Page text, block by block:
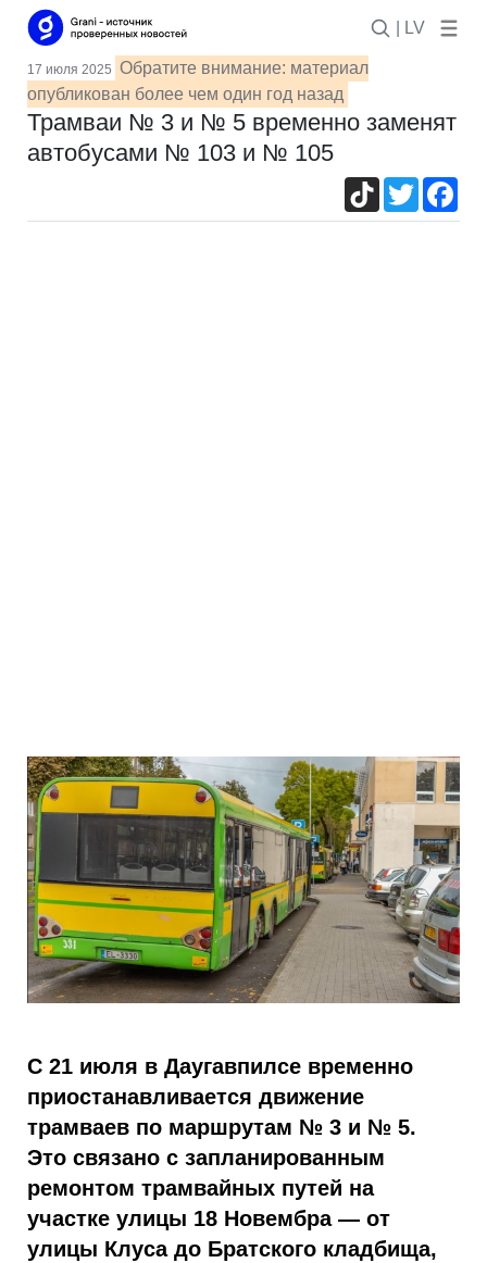
| LV
17 июля 2025 Обратите внимание: материал
опубликован более чем один год назад
Трамваи № 3 и № 5 временно заменят
автобусами № 103 и № 105
TikTokTwitter
С 21 июля в Даугавпилсе временно
приостанавливается движение
трамваев по маршрутам № 3 и № 5.
Это связано с запланированным
ремонтом трамвайных путей на
участке улицы 18 Новембра — от
улицы Клуса до Братского кладбища,